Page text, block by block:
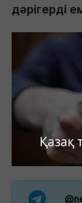
Қазақ
дәрігерді